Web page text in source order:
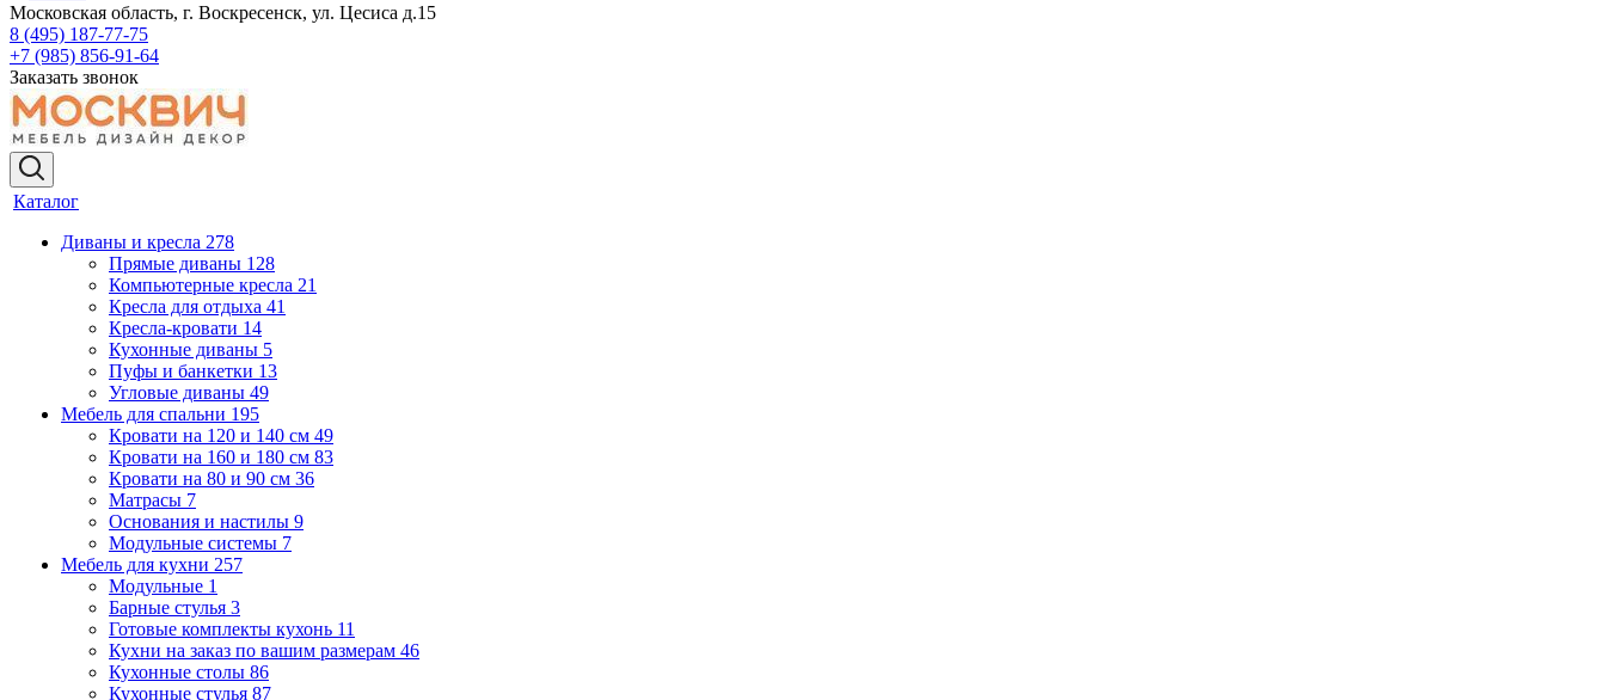
Московская область, г. Воскресенск, ул. Цесиса д.15
8 (495) 187-77-75
+7 (985) 856-91-64
Заказать звонок
Каталог
Диваны и кресла 278
Прямые диваны 128
Компьютерные кресла 21
Кресла для отдыха 41
Кресла-кровати 14
Кухонные диваны 5
Пуфы и банкетки 13
Угловые диваны 49
Мебель для спальни 195
Кровати на 120 и 140 см 49
Кровати на 160 и 180 см 83
Кровати на 80 и 90 см 36
Матрасы 7
Основания и настилы 9
Модульные системы 7
Мебель для кухни 257
Модульные 1
Барные стулья 3
Готовые комплекты кухонь 11
Кухни на заказ по вашим размерам 46
Кухонные столы 86
Кухонные стулья 87